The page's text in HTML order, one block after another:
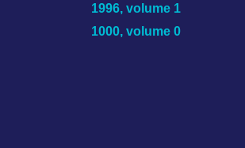
1996, volume 1
1000, volume 0